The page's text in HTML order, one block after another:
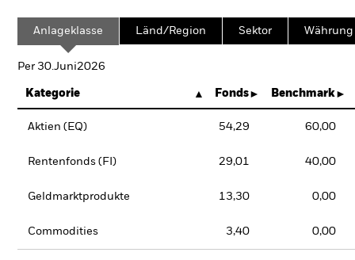
Anlageklasse Länd/Region Sektor Währung
Per 30.Juni2026
Kategorie Fonds Benchmark
Aktien (EQ) 54,29 60,00
Rentenfonds (FI) 29,01 40,00
Geldmarktprodukte 13,30 0,00
Commodities 3,40 0,00